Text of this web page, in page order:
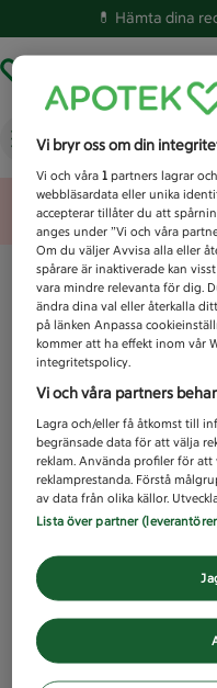
💊 Hämta dina
Vad letar du
Vi bryr oss om din
Vi och våra1 partners lagrar
webbläsardata eller unika
accepterar tillåter du att
anges under ”Vi och våra
Om du väljer Avvisa alla eller
spårare är inaktiverade kan
vara mindre relevanta för dig.
ändra dina val eller återkalla
på länken Anpassa
kommer att ha effekt inom vår
integritetspolicy.
Vi och våra partners
Lagra och/eller få åtkomst till
begränsade data för att välja
reklam. Använda profiler för att
reklamprestanda. Förstå
av data från olika källor.
Lista över partner